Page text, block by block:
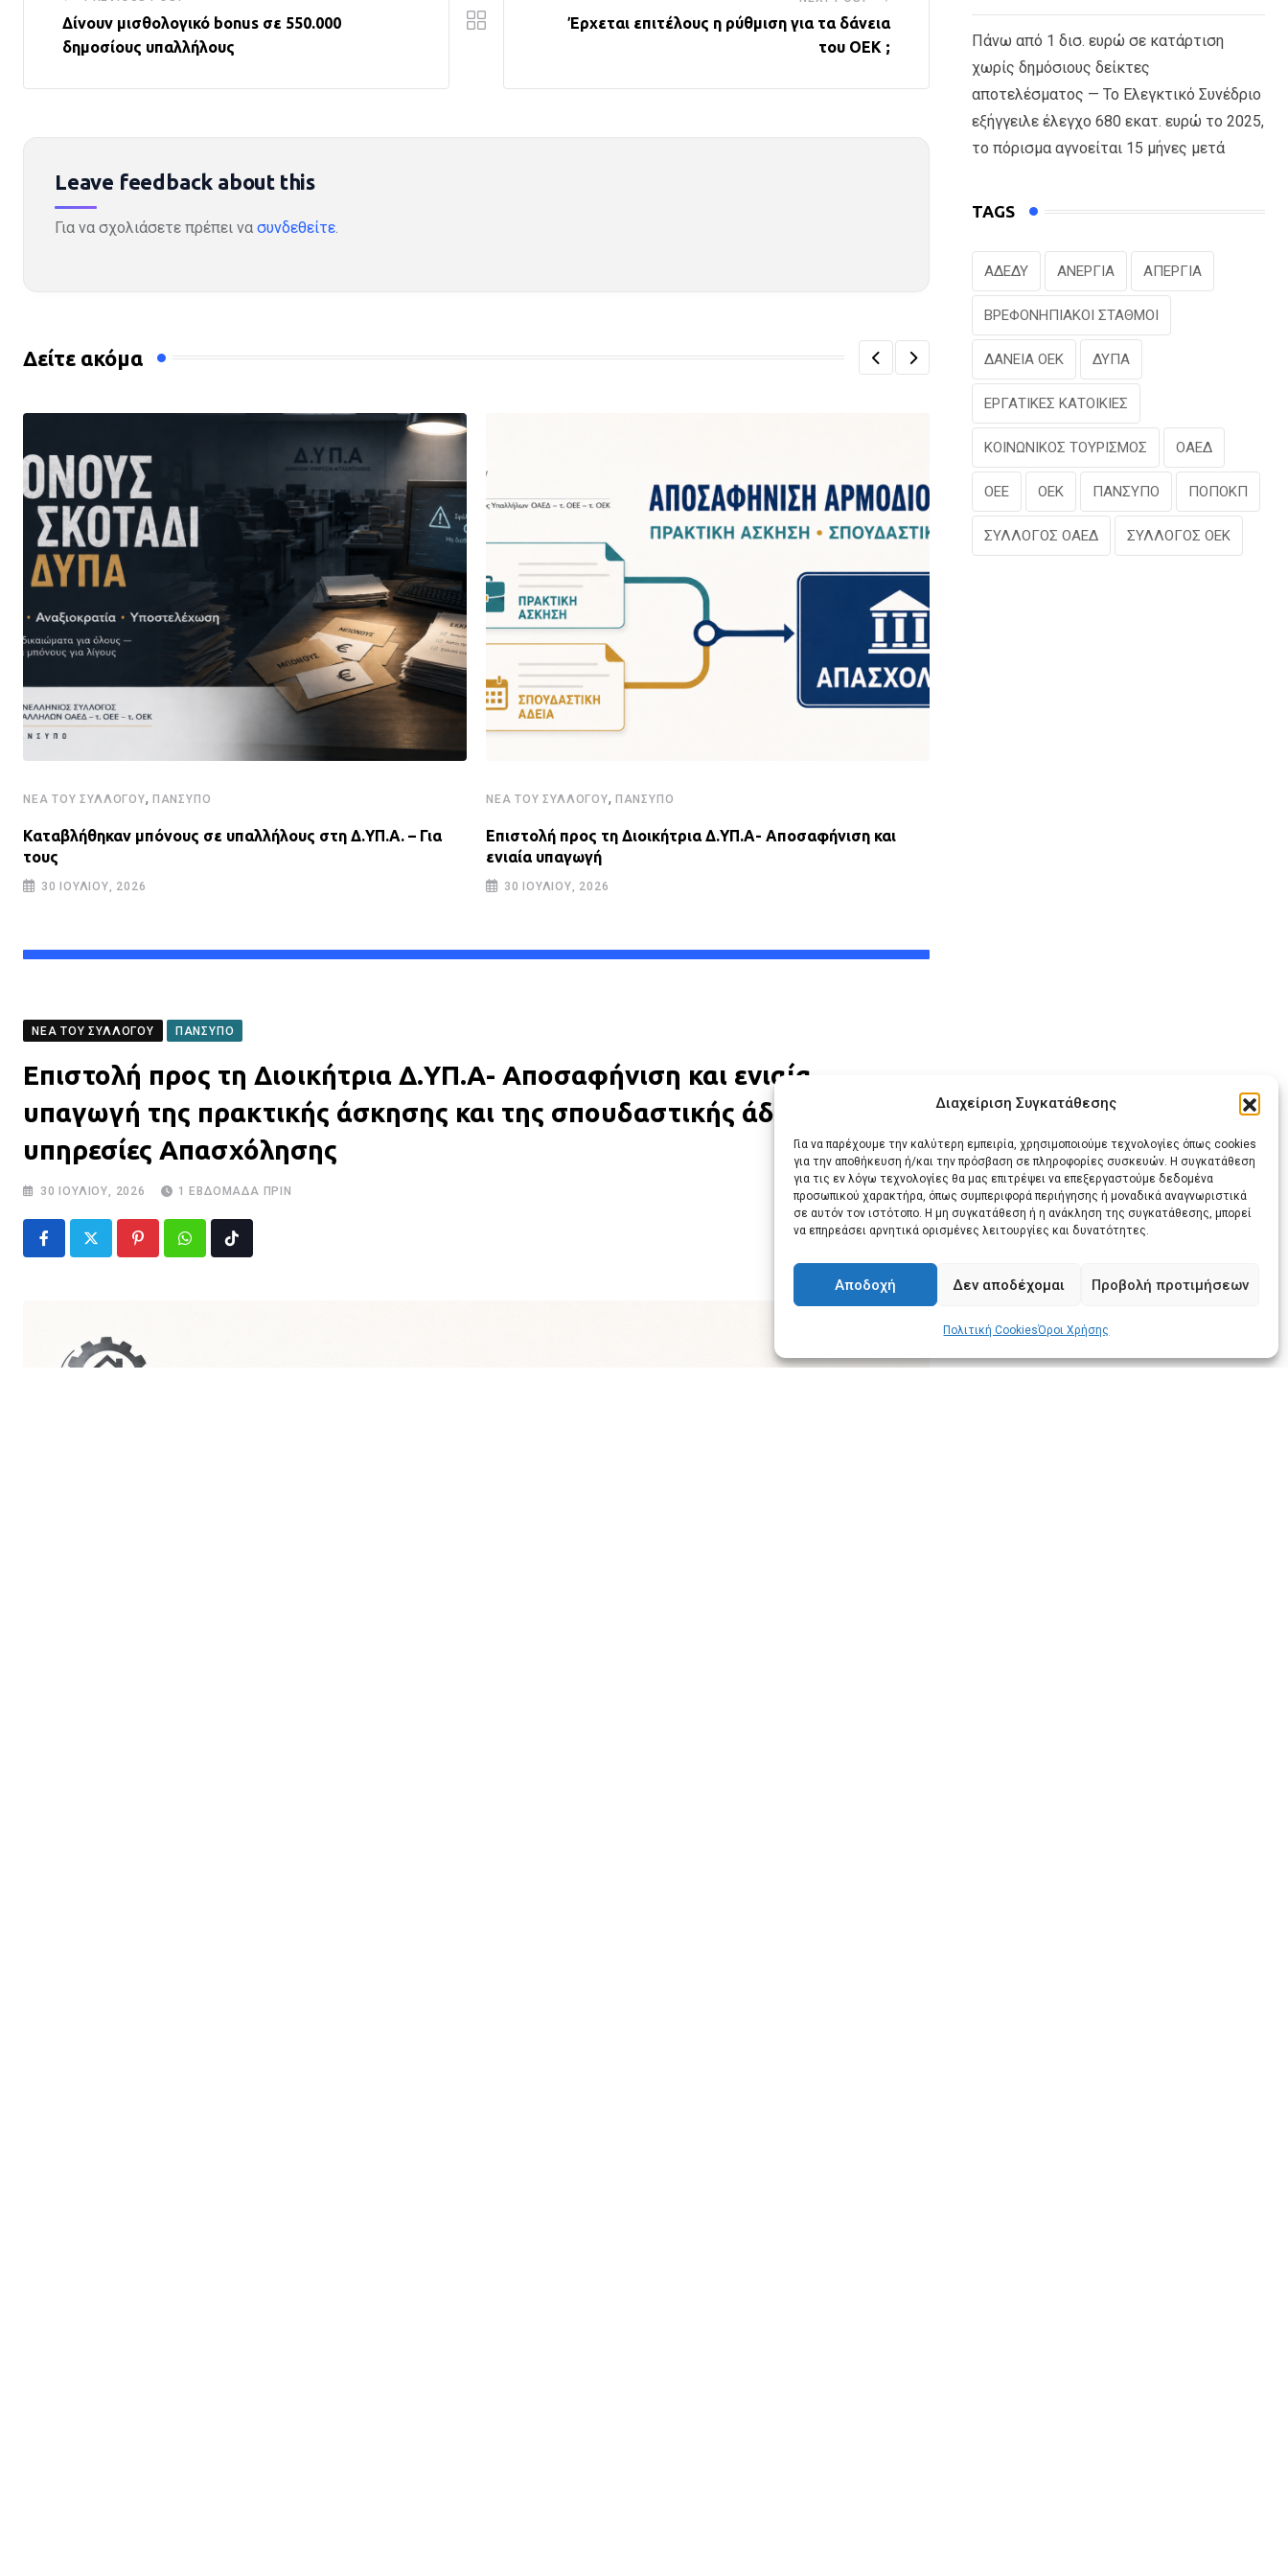
Διαχείριση Συγκατάθεσης
Για να παρέχουμε την καλύτερη εμπειρία, χρησιμοποιούμε τεχνολογίες όπως cookies
για την αποθήκευση ή/και την πρόσβαση σε πληροφορίες συσκευών. Η συγκατάθεση
για τις εν λόγω τεχνολογίες θα μας επιτρέψει να επεξεργαστούμε δεδομένα
προσωπικού χαρακτήρα, όπως συμπεριφορά περιήγησης ή μοναδικά αναγνωριστικά
σε αυτόν τον ιστότοπο. Η μη συγκατάθεση ή η ανάκληση της συγκατάθεσης, μπορεί
να επηρεάσει αρνητικά ορισμένες λειτουργίες και δυνατότητες.
Αποδοχή Δεν αποδέχομαι Προβολή προτιμήσεων
Πολιτική CookiesΌροι Χρήσης
Δίνουν μισθολογικό bonus σε 550.000
δημοσίους υπαλλήλους
Έρχεται επιτέλους η ρύθμιση για τα δάνεια
του ΟΕΚ ;
Leave feedback about this
Για να σχολιάσετε πρέπει να συνδεθείτε.
Δείτε ακόμα
ΝΈΑ ΤΟΥ ΣΥΛΛΌΓΟΥ, ΠΑΝΣΥΠΟ
Καταβλήθηκαν μπόνους σε υπαλλήλους στη Δ.ΥΠ.Α. – Για
τους
30 ΙΟΥΛΊΟΥ, 2026
ΝΈΑ ΤΟΥ ΣΥΛΛΌΓΟΥ, ΠΑΝΣΥΠΟ
Επιστολή προς τη Διοικήτρια Δ.ΥΠ.Α- Αποσαφήνιση και
ενιαία υπαγωγή
30 ΙΟΥΛΊΟΥ, 2026
ΝΈΑ ΤΟΥ ΣΥΛΛΌΓΟΥ ΠΑΝΣΥΠΟ
Επιστολή προς τη Διοικήτρια Δ.ΥΠ.Α- Αποσαφήνιση και ενιαία
υπαγωγή της πρακτικής άσκησης και της σπουδαστικής άδειας στις
υπηρεσίες Απασχόλησης
30 ΙΟΥΛΊΟΥ, 2026 1 ΕΒΔΟΜΆΔΑ ΠΡΙΝ
PinterestWhatsapp
via
Email
Tiktok
Πάνω από 1 δισ. ευρώ σε κατάρτιση
χωρίς δημόσιους δείκτες
αποτελέσματος — Το Ελεγκτικό Συνέδριο
εξήγγειλε έλεγχο 680 εκατ. ευρώ το 2025,
το πόρισμα αγνοείται 15 μήνες μετά
TAGS
ΑΔΕΔΥ ΑΝΕΡΓΙΑ ΑΠΕΡΓΙΑ
ΒΡΕΦΟΝΗΠΙΑΚΟΙ ΣΤΑΘΜΟΙ
ΔΑΝΕΙΑ ΟΕΚ ΔΥΠΑ
ΕΡΓΑΤΙΚΕΣ ΚΑΤΟΙΚΙΕΣ
ΚΟΙΝΩΝΙΚΟΣ ΤΟΥΡΙΣΜΟΣ ΟΑΕΔ
ΟΕΕ ΟΕΚ ΠΑΝΣΥΠΟ ΠΟΠΟΚΠ
ΣΥΛΛΟΓΟΣ ΟΑΕΔ ΣΥΛΛΟΓΟΣ ΟΕΚ